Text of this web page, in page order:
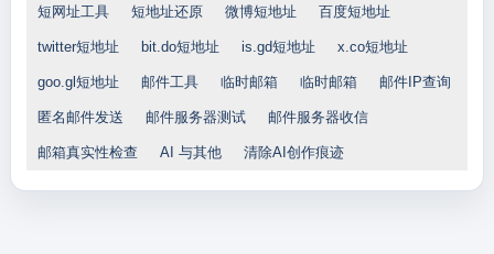
短网址工具 短地址还原 微博短地址 百度短地址
twitter短地址 bit.do短地址 is.gd短地址 x.co短地址
goo.gl短地址 邮件工具 临时邮箱 临时邮箱 邮件IP查询
匿名邮件发送 邮件服务器测试 邮件服务器收信
邮箱真实性检查 AI 与其他 清除AI创作痕迹